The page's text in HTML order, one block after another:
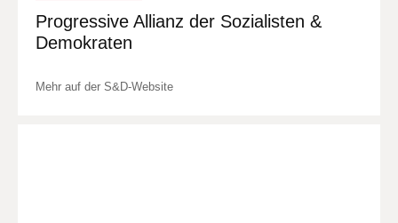
Progressive Allianz der Sozialisten &
Demokraten
Mehr auf der S&D-Website